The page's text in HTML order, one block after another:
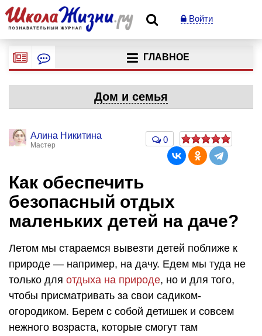
Войти
ГЛАВНОЕ
Дом и семья
Алина Никитина
Мастер
0
Как обеспечить
безопасный отдых
маленьких детей на даче?
Летом мы стараемся вывезти детей поближе к
природе — например, на дачу. Едем мы туда не
только для отдыха на природе, но и для того,
чтобы присматривать за свои садиком-
огородиком. Берем с собой детишек и совсем
нежного возраста, которые смогут там